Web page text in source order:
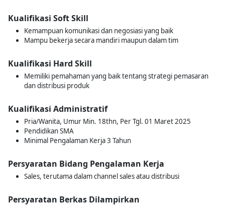
Kualifikasi Soft Skill
Kemampuan komunikasi dan negosiasi yang baik
Mampu bekerja secara mandiri maupun dalam tim
Kualifikasi Hard Skill
Memiliki pemahaman yang baik tentang strategi pemasaran
dan distribusi produk
Kualifikasi Administratif
Pria/Wanita, Umur Min. 18thn, Per Tgl. 01 Maret 2025
Pendidikan SMA
Minimal Pengalaman Kerja 3 Tahun
Persyaratan Bidang Pengalaman Kerja
Sales, terutama dalam channel sales atau distribusi
Persyaratan Berkas Dilampirkan